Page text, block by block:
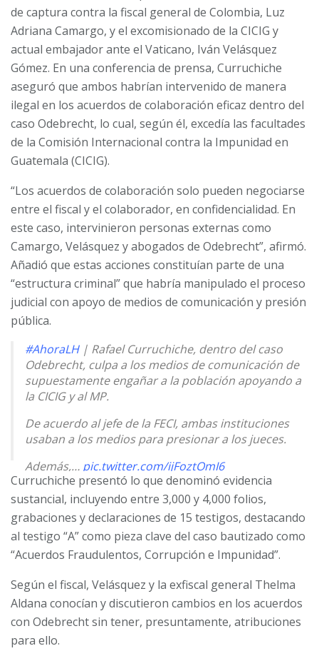
de captura contra la fiscal general de Colombia, Luz
Adriana Camargo, y el excomisionado de la CICIG y
actual embajador ante el Vaticano, Iván Velásquez
Gómez. En una conferencia de prensa, Curruchiche
aseguró que ambos habrían intervenido de manera
ilegal en los acuerdos de colaboración eficaz dentro del
caso Odebrecht, lo cual, según él, excedía las facultades
de la Comisión Internacional contra la Impunidad en
Guatemala (CICIG).
“Los acuerdos de colaboración solo pueden negociarse
entre el fiscal y el colaborador, en confidencialidad. En
este caso, intervinieron personas externas como
Camargo, Velásquez y abogados de Odebrecht”, afirmó.
Añadió que estas acciones constituían parte de una
“estructura criminal” que habría manipulado el proceso
judicial con apoyo de medios de comunicación y presión
pública.
#AhoraLH| Rafael Curruchiche, dentro del caso
Odebrecht, culpa a los medios de comunicación de
supuestamente engañar a la población apoyando a
la CICIG y al MP.
De acuerdo al jefe de la FECI, ambas instituciones
usaban a los medios para presionar a los jueces.
Además,… pic.twitter.com/ijFoztOmI6
— Diario La Hora (@lahoragt)June 3, 2025
Curruchiche presentó lo que denominó evidencia
sustancial, incluyendo entre 3,000 y 4,000 folios,
grabaciones y declaraciones de 15 testigos, destacando
al testigo “A” como pieza clave del caso bautizado como
“Acuerdos Fraudulentos, Corrupción e Impunidad”.
Según el fiscal, Velásquez y la exfiscal general Thelma
Aldana conocían y discutieron cambios en los acuerdos
con Odebrecht sin tener, presuntamente, atribuciones
para ello.